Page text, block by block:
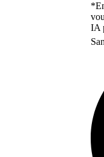
IA